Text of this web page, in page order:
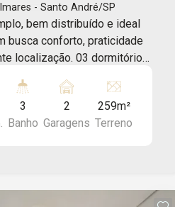
- Santo André/SP
bem distribuído e ideal
busca conforto, praticidade
03 dormitórios;
02 vagas de garagem.
na charmosa Vila Palmares,
fica próximo a pontos
além de fácil acesso as
3
Banho
2
Garagens
259m²
Terreno